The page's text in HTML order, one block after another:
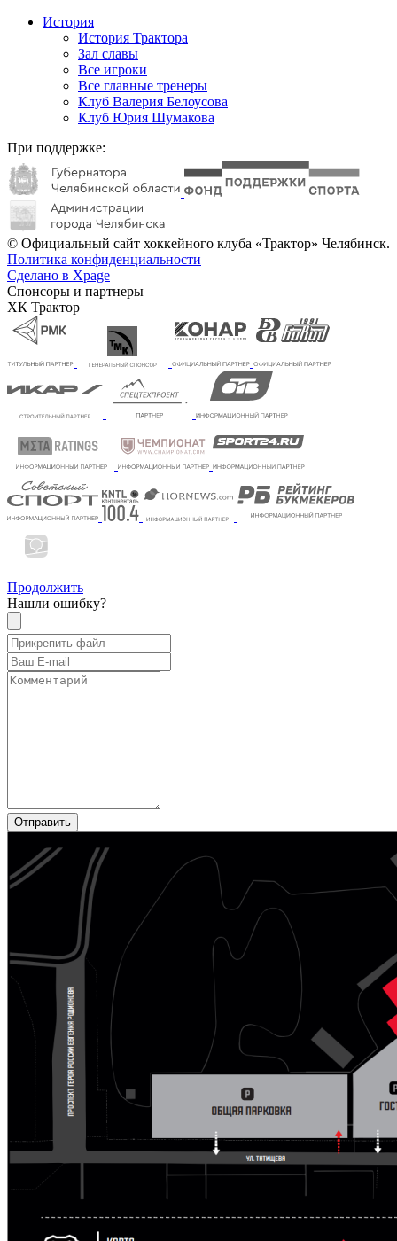
История
История Трактора
Зал славы
Все игроки
Все главные тренеры
Клуб Валерия Белоусова
Клуб Юрия Шумакова
При поддержке:
© Официальный сайт хоккейного клуба «Трактор» Челябинск.
Политика конфиденциальности
Сделано в Xpage
Спонсоры и партнеры
ХК Трактор
Продолжить
Нашли ошибку?